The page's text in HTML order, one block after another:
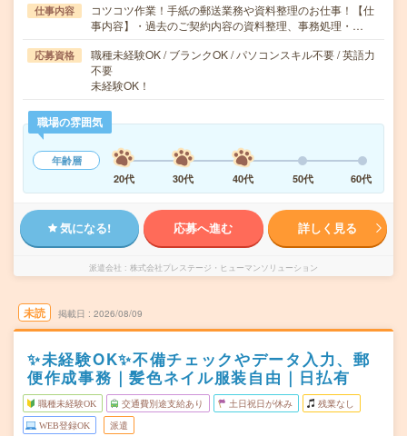
仕事内容
コツコツ作業！手紙の郵送業務や資料整理のお仕事！【仕
事内容】・過去のご契約内容の資料整理、事務処理・…
応募資格
職種未経験OK / ブランクOK / パソコンスキル不要 / 英語力
不要
未経験OK！
職場の雰囲気
年齢層
20代
30代 40代 50代 60代
気になる! 応募へ進む 詳しく見る
派遣会社 株式会社プレステージ・ヒューマンソリューション
未読 掲載日 2026/08/09
✨未経験OK✨不備チェックやデータ入力、郵
便作成事務｜髪色ネイル服装自由｜日払有
職種未経験OK 交通費別途支給あり 土日祝日が休み 残業なし
WEB登録OK 派遣